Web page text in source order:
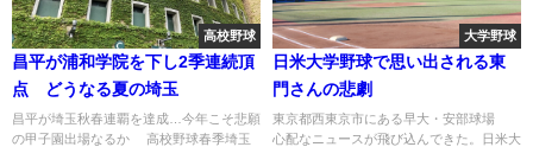
高校野球
昌平が浦和学院を下し2季連続頂
点 どうなる夏の埼玉
昌平が埼玉秋春連覇を達成…今年こそ悲願
の甲子園出場なるか 高校野球春季埼玉
大学野球
日米大学野球で思い出される東
門さんの悲劇
東京都西東京市にある早大・安部球場
心配なニュースが飛び込んできた。日米大